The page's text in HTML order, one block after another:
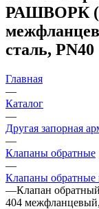
РАШВОРК
сталь, PN40
Главная
—
Каталог
—
Другая запорная
—
Клапаны обратные
—
Клапаны
—Клапан
404